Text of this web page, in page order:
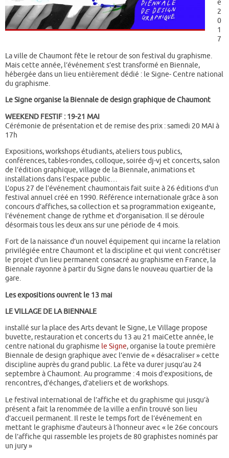
e
2
0
1
7
La ville de Chaumont fête le retour de son festival du graphisme.
Mais cette année, l’événement s’est transformé en Biennale,
hébergée dans un lieu entièrement dédié : le Signe- Centre national
du graphisme.
Le Signe organise la Biennale de design graphique de Chaumont
WEEKEND FESTIF : 19-21 MAI
Cérémonie de présentation et de remise des prix : samedi 20 MAI à
17h
Expositions, workshops étudiants, ateliers tous publics,
conférences, tables-rondes, colloque, soirée dj-vj et concerts, salon
de l’édition graphique, village de la Biennale, animations et
installations dans l’espace public…
L’opus 27 de l’événement chaumontais fait suite à 26 éditions d’un
festival annuel créé en 1990. Référence internationale grâce à son
concours d’affiches, sa collection et sa programmation exigeante,
l’événement change de rythme et d’organisation. Il se déroule
désormais tous les deux ans sur une période de 4 mois.
Fort de la naissance d’un nouvel équipement qui incarne la relation
privilégiée entre Chaumont et la discipline et qui vient concrétiser
le projet d’un lieu permanent consacré au graphisme en France, la
Biennale rayonne à partir du Signe dans le nouveau quartier de la
gare.
Les expositions ouvrent le 13 mai
LE VILLAGE DE LA BIENNALE
installé sur la place des Arts devant le Signe, Le Village propose
buvette, restauration et concerts du 13 au 21 maiCette année, le
centre national du graphisme le Signe, organise la toute première
Biennale de design graphique avec l’envie de « désacraliser » cette
discipline auprès du grand public. La fête va durer jusqu’au 24
septembre à Chaumont. Au programme : 4 mois d’expositions, de
rencontres, d’échanges, d’ateliers et de workshops.
Le festival international de l’affiche et du graphisme qui jusqu’à
présent a fait la renommée de la ville a enfin trouvé son lieu
d’accueil permanent. Il reste le temps fort de l’événement en
mettant le graphisme d’auteurs à l’honneur avec « le 26e concours
de l’affiche qui rassemble les projets de 80 graphistes nominés par
un jury »